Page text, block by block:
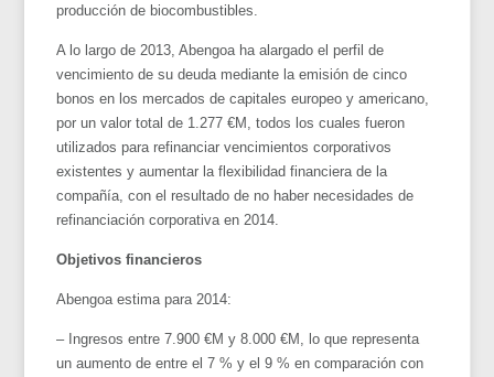
producción de biocombustibles.
A lo largo de 2013, Abengoa ha alargado el perfil de
vencimiento de su deuda mediante la emisión de cinco
bonos en los mercados de capitales europeo y americano,
por un valor total de 1.277 €M, todos los cuales fueron
utilizados para refinanciar vencimientos corporativos
existentes y aumentar la flexibilidad financiera de la
compañía, con el resultado de no haber necesidades de
refinanciación corporativa en 2014.
Objetivos financieros
Abengoa estima para 2014:
– Ingresos entre 7.900 €M y 8.000 €M, lo que representa
un aumento de entre el 7 % y el 9 % en comparación con